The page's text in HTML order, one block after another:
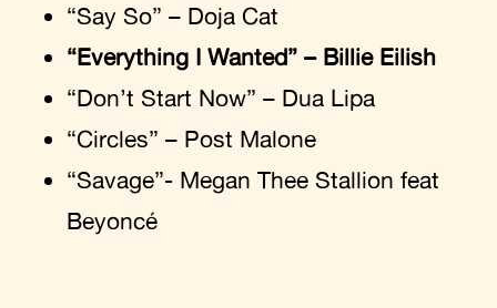
“Say So” – Doja Cat
“Everything I Wanted” – Billie Eilish
“Don’t Start Now” – Dua Lipa
“Circles” – Post Malone
“Savage”- Megan Thee Stallion feat
Beyoncé